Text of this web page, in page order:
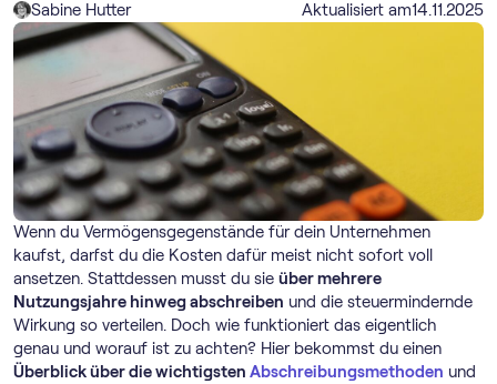
Sabine Hutter Aktualisiert am14.11.2025
Wenn du Vermögensgegenstände für dein Unternehmen
kaufst, darfst du die Kosten dafür meist nicht sofort voll
ansetzen. Stattdessen musst du sie über mehrere
Nutzungsjahre hinweg abschreiben und die steuermindernde
Wirkung so verteilen. Doch wie funktioniert das eigentlich
genau und worauf ist zu achten? Hier bekommst du einen
Überblick über die wichtigsten Abschreibungsmethoden und